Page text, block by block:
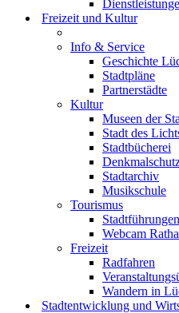
Freizeit und Kultur
Info & Service
Geschichte
Stadtpläne
Partnerstädte
Kultur
Museen der
Stadt des
Stadtbücherei
Stadtarchiv
Musikschule
Tourismus
Stadtführungen
Webcam
Freizeit
Radfahren
Wandern in
Stadtentwicklung und